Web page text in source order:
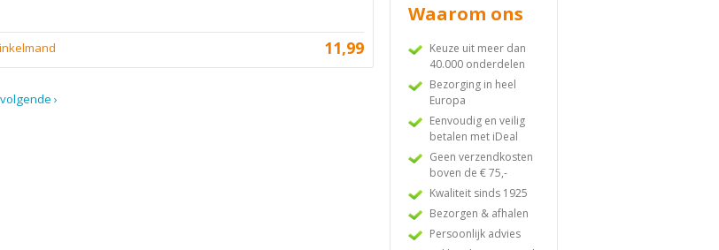
11,99
volgende ›
Waarom ons
Keuze uit meer dan
40.000 onderdelen
Bezorging in heel
Europa
Eenvoudig en veilig
betalen met iDeal
Geen verzendkosten
boven de € 75,-
Kwaliteit sinds 1925
Bezorgen & afhalen
Persoonlijk advies